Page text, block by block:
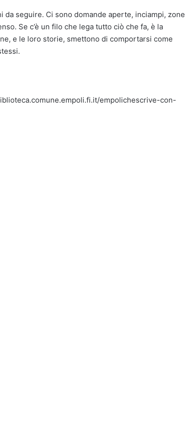
seguire. Ci sono domande aperte, inciampi, zone
Se c’è un filo che lega tutto ciò che fa, è la
e le loro storie, smettono di comportarsi come
empolichescrive-con-